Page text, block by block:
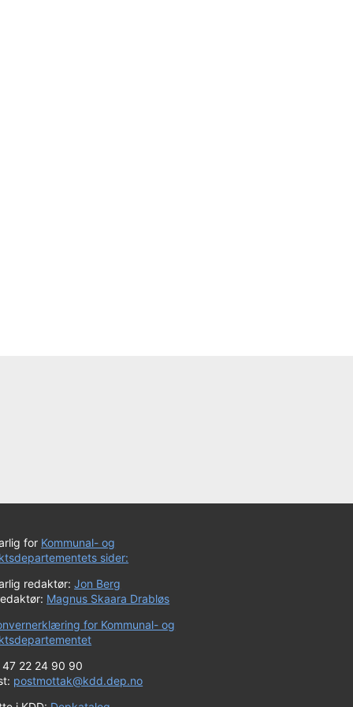
for Kommunal- og
sider:
redaktør:Jon Berg
Magnus Skaara Drabløs
for Kommunal- og
47 22 24 90 90
postmottak@kdd.dep.no